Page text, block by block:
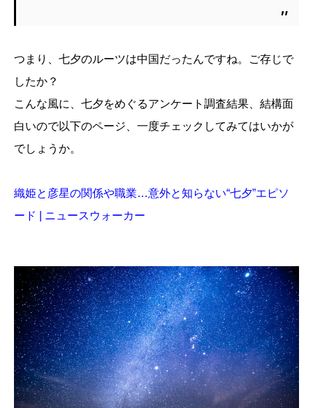
つまり、七夕のルーツは中国だったんですね。ご存じで
したか？
こんな風に、七夕をめぐるアンケート調査結果、結構面
白いので以下のページ、一度チェックしてみてはいかが
でしょうか。
織姫と彦星の関係や職業…意外と知らない“七夕”エピソ
ード | ニュースウォーカー